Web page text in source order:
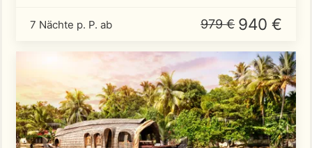
7 Nächte p. P. ab 979 € 940 €